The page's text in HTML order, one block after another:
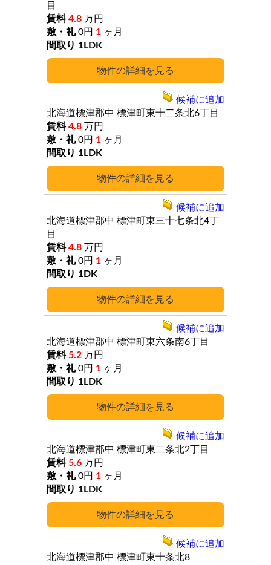
詳細
目
4.8 万円
0円 1 ヶ月
1LDK
詳細
北海道標津郡中 標津町東十二条北6丁目
4.8 万円
0円 1 ヶ月
1LDK
候補に追加
詳細
北海道標津郡中 標津町東三十七条北4丁
目
4.8 万円
0円 1 ヶ月
1DK
候補に追加
詳細
北海道標津郡中 標津町東六条南6丁目
5.2 万円
0円 1 ヶ月
1LDK
候補に追加
詳細
北海道標津郡中 標津町東二条北2丁目
5.6 万円
0円 1 ヶ月
1LDK
候補に追加
北海道標津郡中 標津町東十条北8
候補に追加